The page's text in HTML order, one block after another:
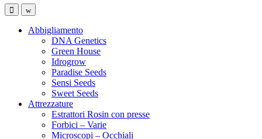
Black Magic
Black Orchid
BlumaX
BSF – Bigger Stronger Faster
Bubblebags
Buddha Seeds
Buic
Bulk
Cali Terpenes
Can-filters
Canna
Abbigliamento
DNA Genetics
Green House
Idrogrow
Paradise Seeds
Sensi Seeds
Sweet Seeds
Attrezzature
Estrattori Rosin con presse
Forbici – Varie
Microscopi – Occhiali